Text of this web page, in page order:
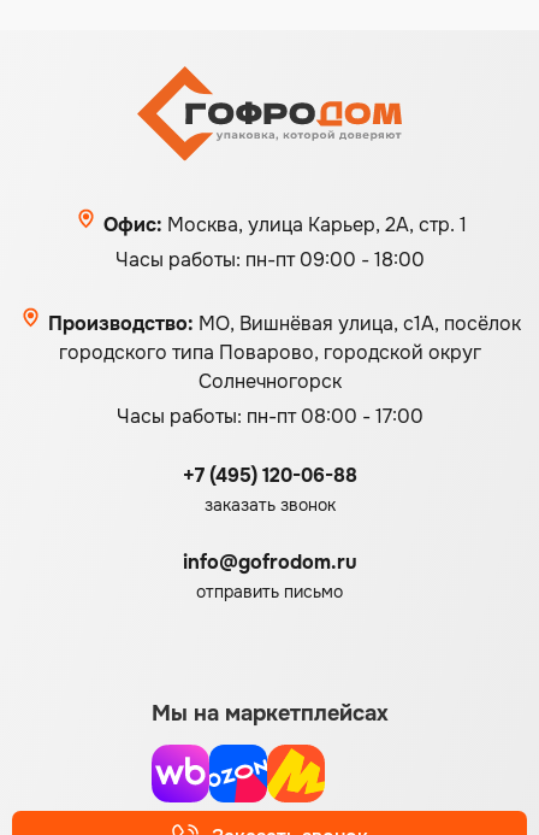
Офис: Москва, улица Карьер, 2А, стр. 1
Часы работы: пн-пт 09:00 - 18:00
Производство: МО, Вишнёвая улица, с1А, посёлок
городского типа Поварово, городской округ
Солнечногорск
Часы работы: пн-пт 08:00 - 17:00
+7 (495) 120-06-88
заказать звонок
info@gofrodom.ru
отправить письмо
Мы на маркетплейсах